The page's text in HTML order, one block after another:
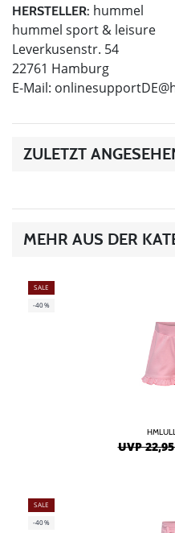
HERSTELLER: hummel
hummel sport & leisure
Leverkusenstr. 54
22761 Hamburg
E-Mail:
ZULETZT
MEHR AUS DER
SALE
-40%
UVP
SALE
-40%